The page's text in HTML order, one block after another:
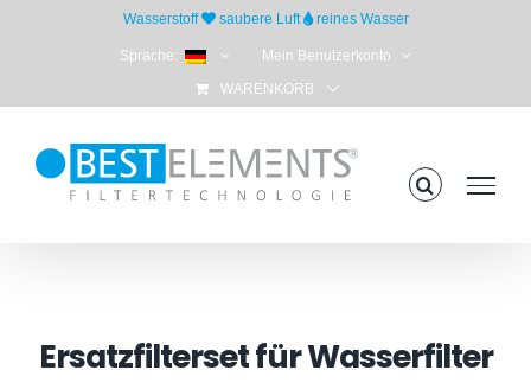
Wasserstoff saubere Luft reines Wasser
Sprache: Mein Benutzerkonto
WARENKORB
Ersatzfilterset für Wasserfilter